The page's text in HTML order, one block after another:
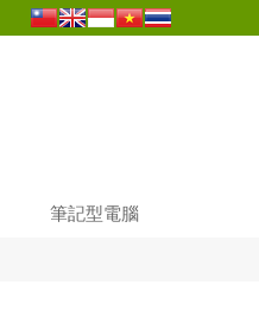
筆記型電腦